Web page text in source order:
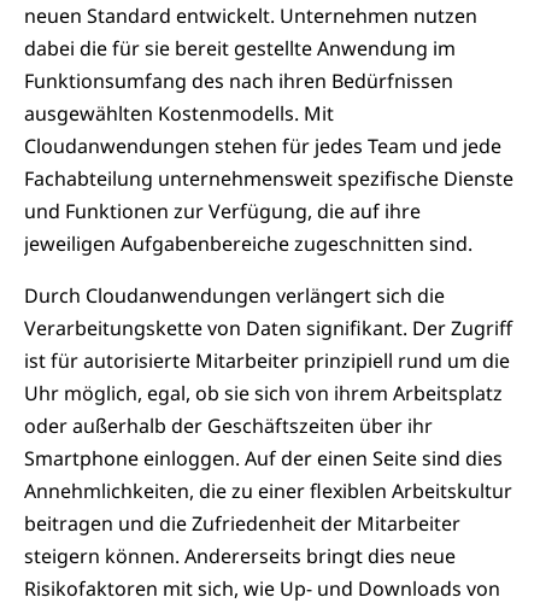
neuen Standard entwickelt. Unternehmen nutzen
dabei die für sie bereit gestellte Anwendung im
Funktionsumfang des nach ihren Bedürfnissen
ausgewählten Kostenmodells. Mit
Cloudanwendungen stehen für jedes Team und jede
Fachabteilung unternehmensweit spezifische Dienste
und Funktionen zur Verfügung, die auf ihre
jeweiligen Aufgabenbereiche zugeschnitten sind.
Durch Cloudanwendungen verlängert sich die
Verarbeitungskette von Daten signifikant. Der Zugriff
ist für autorisierte Mitarbeiter prinzipiell rund um die
Uhr möglich, egal, ob sie sich von ihrem Arbeitsplatz
oder außerhalb der Geschäftszeiten über ihr
Smartphone einloggen. Auf der einen Seite sind dies
Annehmlichkeiten, die zu einer flexiblen Arbeitskultur
beitragen und die Zufriedenheit der Mitarbeiter
steigern können. Andererseits bringt dies neue
Risikofaktoren mit sich, wie Up- und Downloads von